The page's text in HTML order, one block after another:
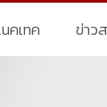
คเทค ข่าว